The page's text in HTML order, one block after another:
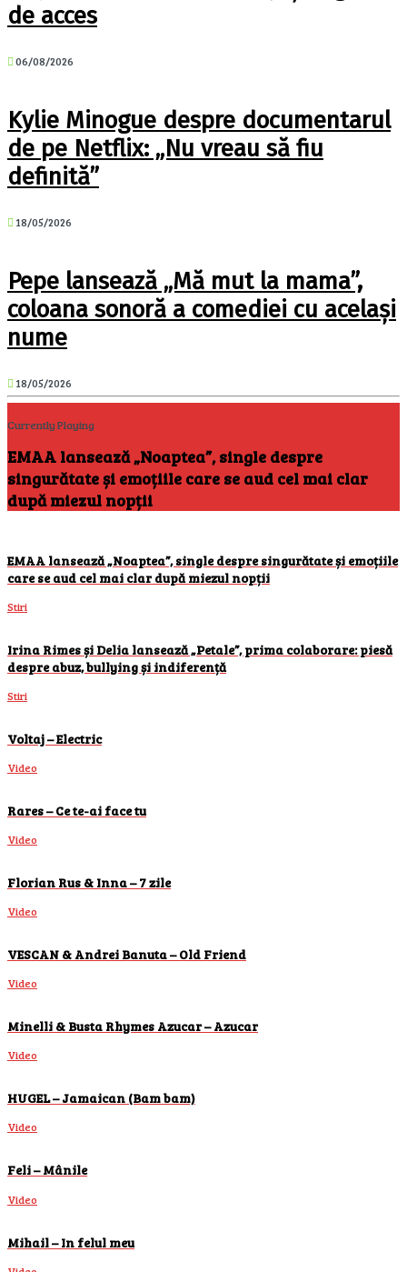
de acces
06/08/2026
Kylie Minogue despre documentarul
de pe Netflix: „Nu vreau să fiu
definită”
18/05/2026
Pepe lansează „Mă mut la mama”,
coloana sonoră a comediei cu același
nume
18/05/2026
Currently Playing
EMAA lansează „Noaptea”, single despre
singurătate și emoțiile care se aud cel mai clar
după miezul nopții
EMAA lansează „Noaptea”, single despre singurătate și emoțiile
care se aud cel mai clar după miezul nopții
Stiri
Irina Rimes și Delia lansează „Petale”, prima colaborare: piesă
despre abuz, bullying și indiferență
Stiri
Voltaj – Electric
Video
Rares – Ce te-ai face tu
Video
Florian Rus & Inna – 7 zile
Video
VESCAN & Andrei Banuta – Old Friend
Video
Minelli & Busta Rhymes Azucar – Azucar
Video
HUGEL – Jamaican (Bam bam)
Video
Feli – Mânile
Video
Mihail – In felul meu